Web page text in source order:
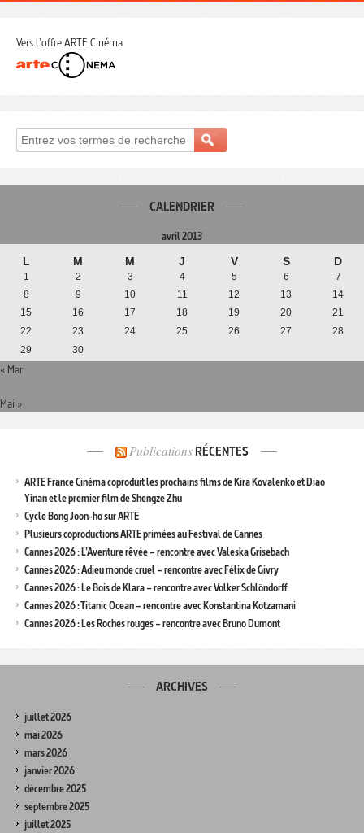
Vers l'offre ARTE Cinéma
CALENDRIER
avril 2013
L M M J V S D
1 2 3 4 5 6
7
8
9 10 11 12 13
14
15
16 17 18 19 20
21
22
23 24 25 26 27
28
29
30
« Mar
Mai »
Publications RÉCENTES
ARTE France Cinéma coproduit les prochains films de Kira Kovalenko et Diao
Yinan et le premier film de Shengze Zhu
Cycle Bong Joon-ho sur ARTE
Plusieurs coproductions ARTE primées au Festival de Cannes
Cannes 2026 : L’Aventure rêvée – rencontre avec Valeska Grisebach
Cannes 2026 : Adieu monde cruel – rencontre avec Félix de Givry
Cannes 2026 : Le Bois de Klara – rencontre avec Volker Schlöndorff
Cannes 2026 : Titanic Ocean – rencontre avec Konstantina Kotzamani
Cannes 2026 : Les Roches rouges – rencontre avec Bruno Dumont
ARCHIVES
juillet 2026
mai 2026
mars 2026
janvier 2026
décembre 2025
septembre 2025
juillet 2025